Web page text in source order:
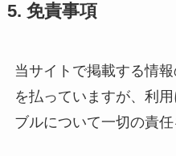
5. 免責事項
当サイトで掲載する情
を払っていますが、利
ブルについて一切の責任